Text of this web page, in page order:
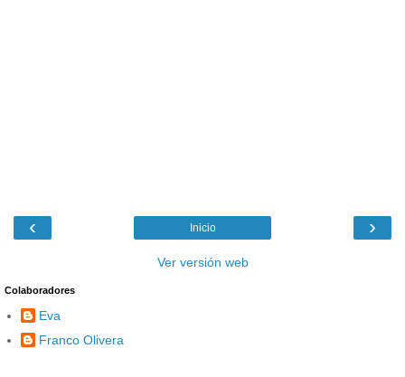
‹ ›
Inicio
Ver versión web
Colaboradores
Eva
Franco Olivera